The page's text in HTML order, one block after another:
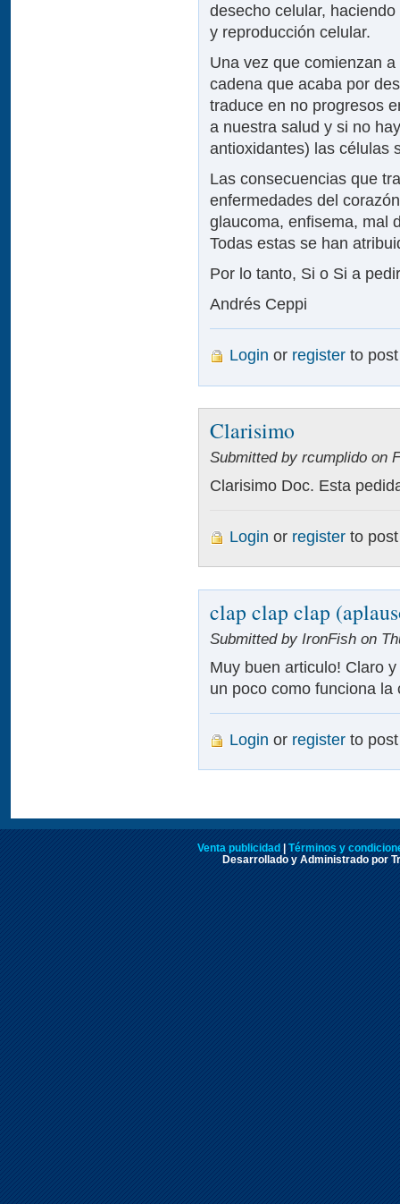
desecho celular,
y reproducción celular.
Una vez que comienzan
cadena que acaba por
traduce en no progresos
a nuestra salud y si no
antioxidantes) las células
Las consecuencias que
enfermedades del
glaucoma, enfisema, mal
Todas estas se han
Por lo tanto, Si o Si a
Andrés Ceppi
Login or register to
Clarisimo
Submitted by rcumplido on
Clarisimo Doc. Esta
Login or register to
clap clap clap
Submitted by IronFish on
Muy buen articulo! Claro
un poco como funciona la
Login or register to
Venta publicidad
Términos y
Desarrollado y Administrado por